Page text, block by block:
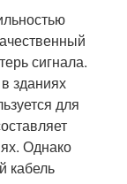
сигнала.
зданиях
для
Однако
кабель